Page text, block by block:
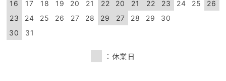
16
17 18 19 20 21
22
23
24 25 26 27 28
29
30
31
20
21 22 23 24 25
26
27
28 29 30
：休業日